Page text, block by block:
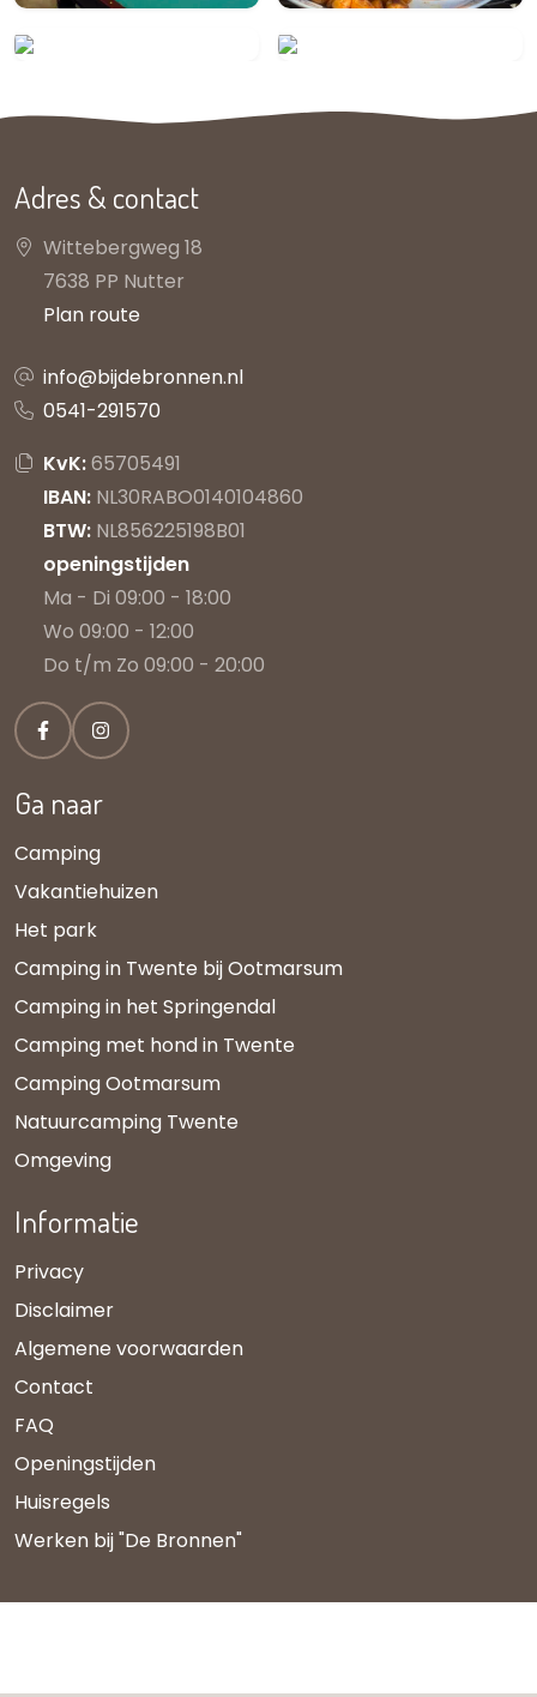
Adres & contact
Wittebergweg 18
7638 PP Nutter
Plan route
info@bijdebronnen.nl
0541-291570
KvK:65705491
IBAN: NL30RABO0140104860
BTW: NL856225198B01
openingstijden
Ma - Di 09:00 - 18:00
Wo 09:00 - 12:00
Do t/m Zo 09:00 - 20:00
Ga naar
Camping
Vakantiehuizen
Het park
Camping in Twente bij Ootmarsum
Camping in het Springendal
Camping met hond in Twente
Camping Ootmarsum
Natuurcamping Twente
Omgeving
Informatie
Privacy
Disclaimer
Algemene voorwaarden
Contact
FAQ
Openingstijden
Huisregels
Werken bij "De Bronnen"